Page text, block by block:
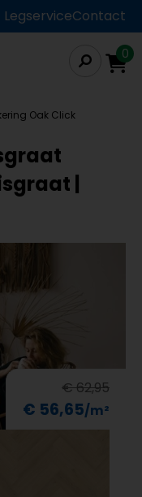
LegserviceContact
0
Oak Click
|
€ 62,95
€ 56,65